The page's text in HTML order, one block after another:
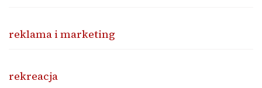
reklama i marketing
rekreacja